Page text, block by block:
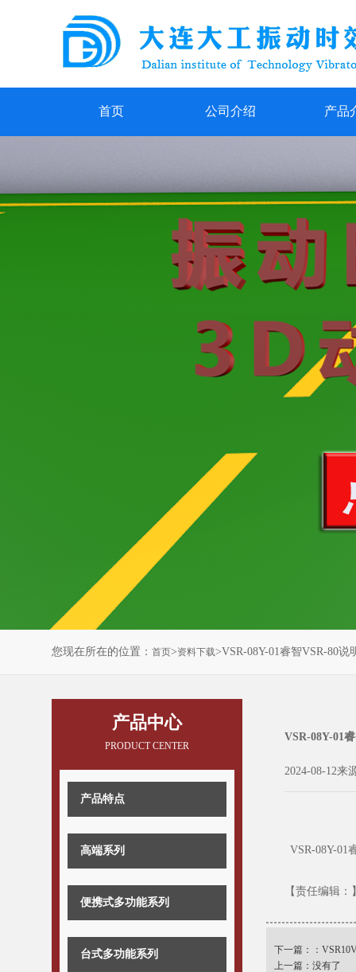
首页 公司介绍 产品
您现在所在的位置： 首页>资料下载>VSR-08Y-01睿智VSR-80说
产品中心
PRODUCT CENTER
产品特点
高端系列
便携式多功能系列
台式多功能系列
VSR-08Y-01
2024-08-12来
VSR-08Y-01
【责任编辑：
下一篇：：
上一篇：没有了